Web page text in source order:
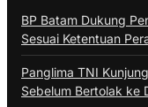
BP Batam Dukung
Sesuai Ketentuan
Panglima TNI
Sebelum Bertolak ke